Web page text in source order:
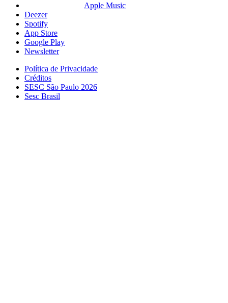
Apple Music
Deezer
Spotify
App Store
Google Play
Newsletter
Política de Privacidade
Créditos
SESC São Paulo 2026
Sesc Brasil